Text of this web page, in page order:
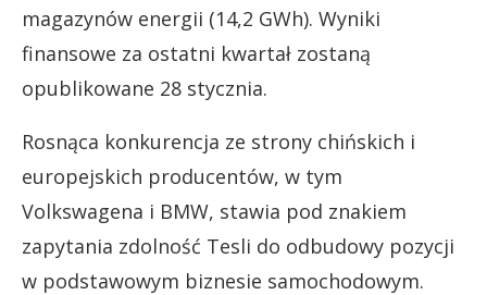
magazynów energii (14,2 GWh). Wyniki
finansowe za ostatni kwartał zostaną
opublikowane 28 stycznia.
Rosnąca konkurencja ze strony chińskich i
europejskich producentów, w tym
Volkswagena i BMW, stawia pod znakiem
zapytania zdolność Tesli do odbudowy pozycji
w podstawowym biznesie samochodowym.